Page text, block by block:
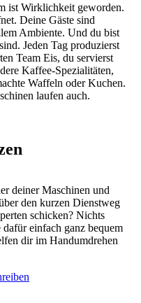
ist Wirklichkeit geworden.
Deine Gäste sind
Ambiente. Und du bist
Jeden Tag produzierst
Team Eis, du servierst
Kaffee-Spezialitäten,
Waffeln oder Kuchen.
laufen auch.
deiner Maschinen und
den kurzen Dienstweg
schicken? Nichts
einfach ganz bequem
dir im Handumdrehen